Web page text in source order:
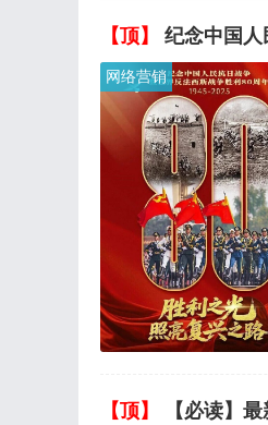
【顶】 纪念中国
网络营销
【顶】 【必读】